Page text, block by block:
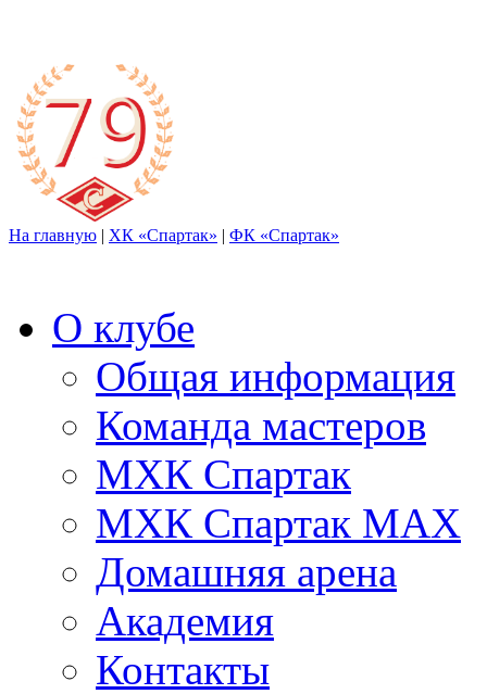
На главную | ХК «Спартак» | ФК «Спартак»
О клубе
Общая информация
Команда мастеров
МХК Спартак
МХК Спартак МАХ
Домашняя арена
Академия
Контакты